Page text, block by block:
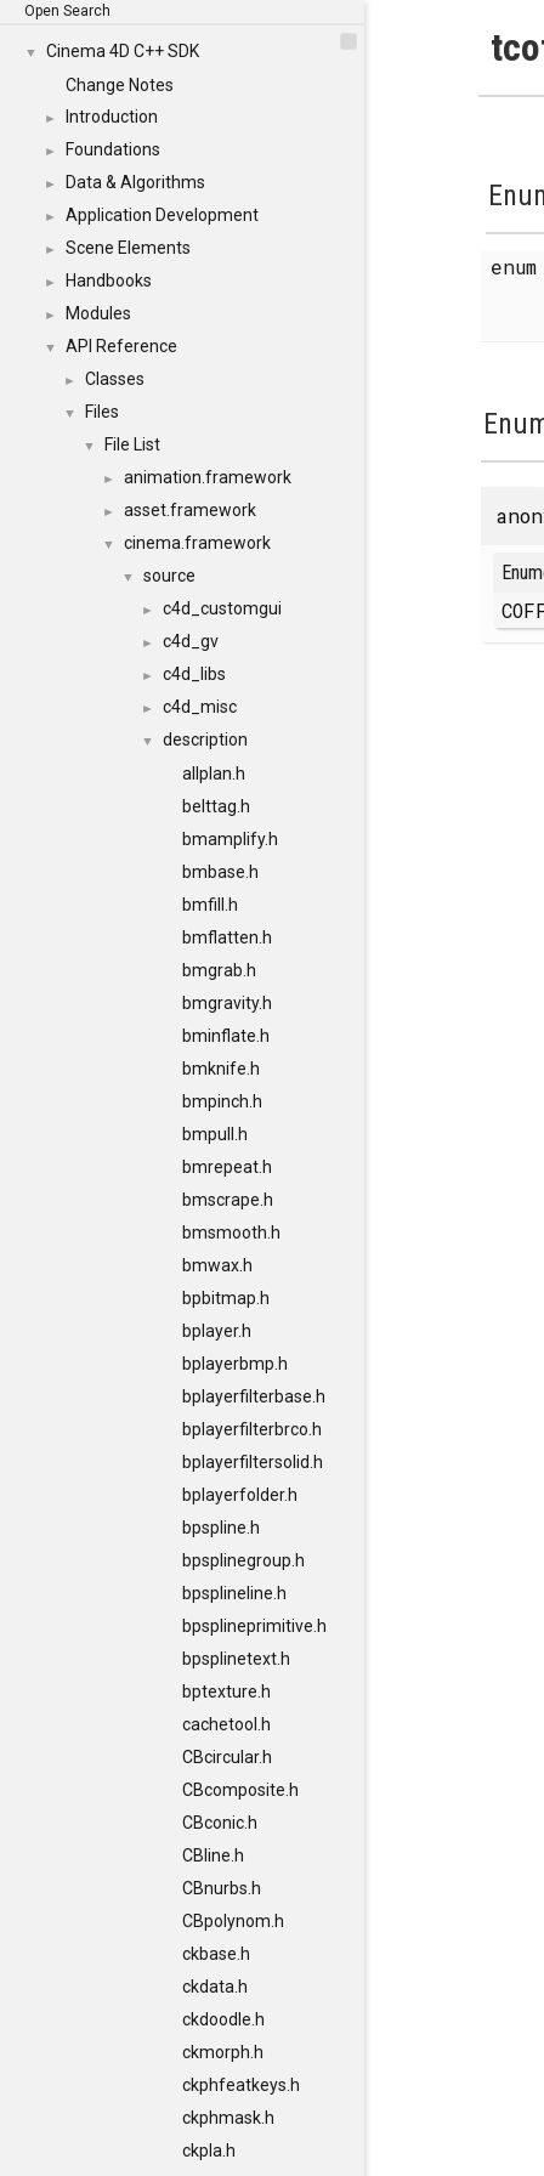
Open Search
▼
Cinema 4D C++ SDK
Change Notes
► Introduction
► Foundations
► Data & Algorithms
► Application Development
► Scene Elements
► Handbooks
► Modules
▼ API Reference
► Classes
▼ Files
▼ File List
► animation.framework
► asset.framework
▼ cinema.framework
▼ source
► c4d_customgui
► c4d_gv
► c4d_libs
► c4d_misc
▼
description
allplan.h
belttag.h
bmamplify.h
bmbase.h
bmfill.h
bmflatten.h
bmgrab.h
bmgravity.h
bminflate.h
bmknife.h
bmpinch.h
bmpull.h
bmrepeat.h
bmscrape.h
bmsmooth.h
bmwax.h
bpbitmap.h
bplayer.h
bplayerbmp.h
bplayerfilterbase.h
bplayerfilterbrco.h
bplayerfiltersolid.h
bplayerfolder.h
bpspline.h
bpsplinegroup.h
bpsplineline.h
bpsplineprimitive.h
bpsplinetext.h
bptexture.h
cachetool.h
CBcircular.h
CBcomposite.h
CBconic.h
CBline.h
CBnurbs.h
CBpolynom.h
ckbase.h
ckdata.h
ckdoodle.h
ckmorph.h
ckphfeatkeys.h
ckphmask.h
ckpla.h